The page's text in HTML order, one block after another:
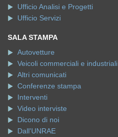
Ufficio Analisi e Progetti
Ufficio Servizi
SALA STAMPA
Autovetture
Veicoli commerciali e industriali
Altri comunicati
Conferenze stampa
Interventi
Video interviste
Dicono di noi
Dall'UNRAE